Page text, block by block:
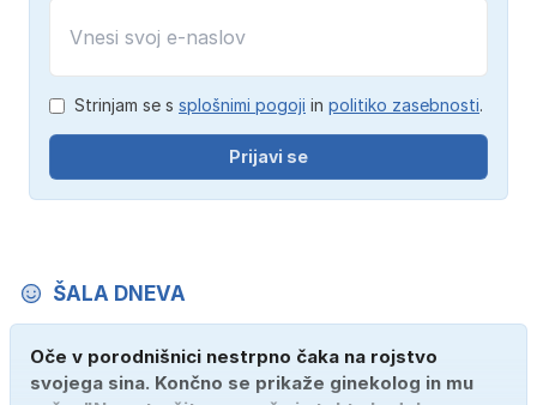
Strinjam se s splošnimi pogoji in politiko zasebnosti.
Prijavi se
ŠALA DNEVA
Oče v porodnišnici nestrpno čaka na rojstvo
svojega sina. Končno se prikaže ginekolog in mu